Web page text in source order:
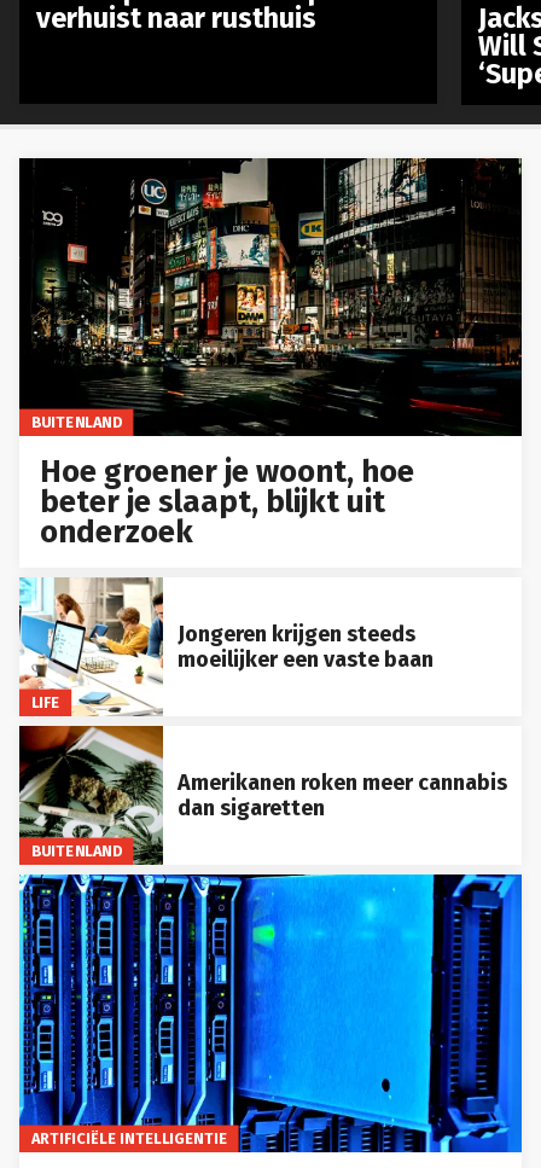
BUITENLAND
Hoe groener je woont, hoe
beter je slaapt, blijkt uit
onderzoek
LIFE
Jongeren krijgen steeds
moeilijker een vaste baan
BUITENLAND
Amerikanen roken meer cannabis
dan sigaretten
ARTIFICIËLE INTELLIGENTIE
verhuist naar rusthuis
Will